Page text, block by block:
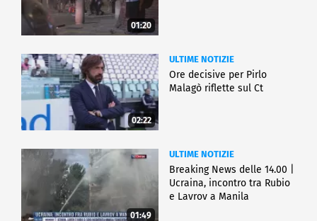
01:20
02:22
ULTIME NOTIZIE
Ore decisive per Pirlo
Malagò riflette sul Ct
01:49
ULTIME NOTIZIE
Breaking News delle 14.00 |
Ucraina, incontro tra Rubio
e Lavrov a Manila